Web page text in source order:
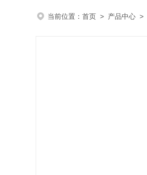
当前位置： 首页 > 产品中心 >